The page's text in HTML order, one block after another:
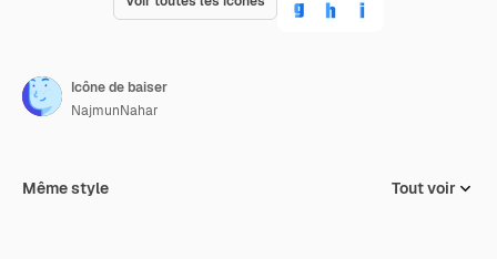
Icône de baiser
NajmunNahar
Même style Tout voir